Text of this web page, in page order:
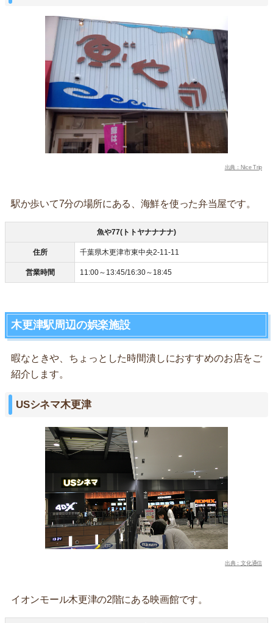
出典：Nice Trip
駅か歩いて7分の場所にある、海鮮を使った弁当屋です。
魚や77(トトヤナナナナ)
住所 千葉県木更津市東中央2-11-11
営業時間 11:00～13:45/16:30～18:45
木更津駅周辺の娯楽施設
暇なときや、ちょっとした時間潰しにおすすめのお店をご
紹介します。
USシネマ木更津
出典：文化通信
イオンモール木更津の2階にある映画館です。